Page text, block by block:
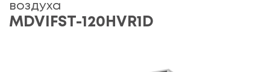
воздуха
MDVIFST-120HVR1D